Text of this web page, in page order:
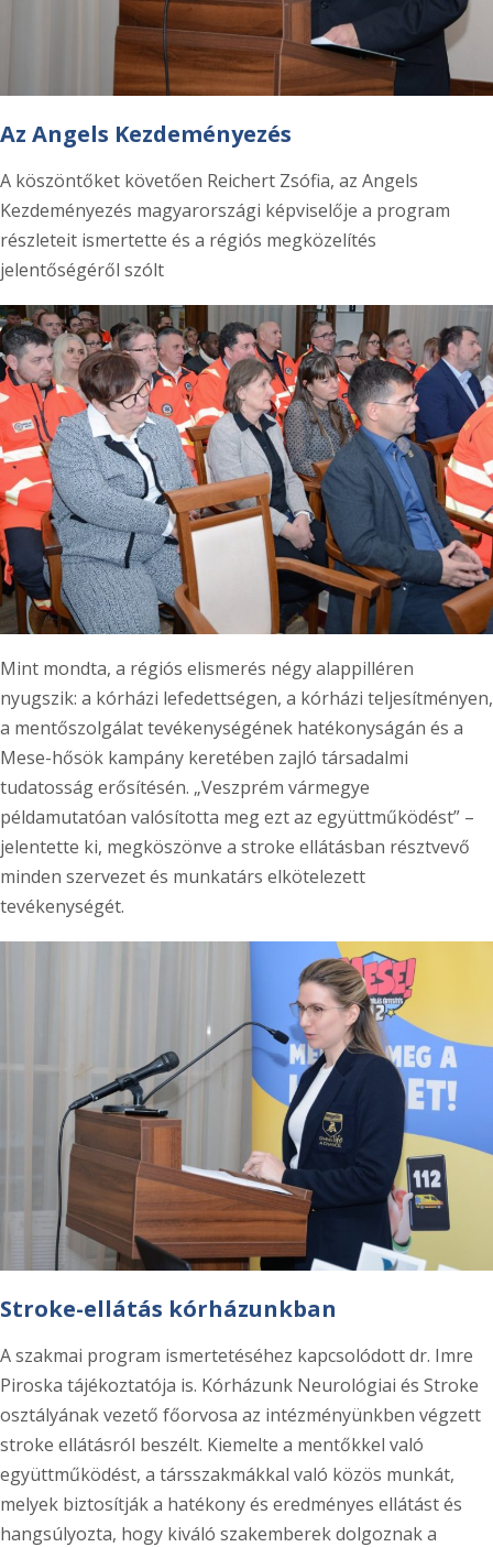
Az Angels Kezdeményezés
A köszöntőket követően Reichert Zsófia, az Angels
Kezdeményezés magyarországi képviselője a program
részleteit ismertette és a régiós megközelítés
jelentőségéről szólt
Mint mondta, a régiós elismerés négy alappilléren
nyugszik: a kórházi lefedettségen, a kórházi teljesítményen,
a mentőszolgálat tevékenységének hatékonyságán és a
Mese-hősök kampány keretében zajló társadalmi
tudatosság erősítésén. „Veszprém vármegye
példamutatóan valósította meg ezt az együttműködést” –
jelentette ki, megköszönve a stroke ellátásban résztvevő
minden szervezet és munkatárs elkötelezett
tevékenységét.
Stroke-ellátás kórházunkban
A szakmai program ismertetéséhez kapcsolódott dr. Imre
Piroska tájékoztatója is. Kórházunk Neurológiai és Stroke
osztályának vezető főorvosa az intézményünkben végzett
stroke ellátásról beszélt. Kiemelte a mentőkkel való
együttműködést, a társszakmákkal való közös munkát,
melyek biztosítják a hatékony és eredményes ellátást és
hangsúlyozta, hogy kiváló szakemberek dolgoznak a